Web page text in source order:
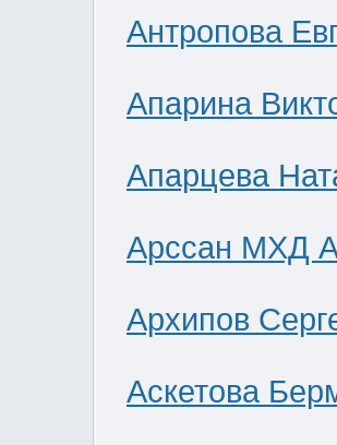
Антропова
Апарина
Апарцева
Арссан МХД
Архипов
Аскетова